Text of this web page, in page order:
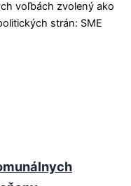
voľbách zvolený ako
strán: SME